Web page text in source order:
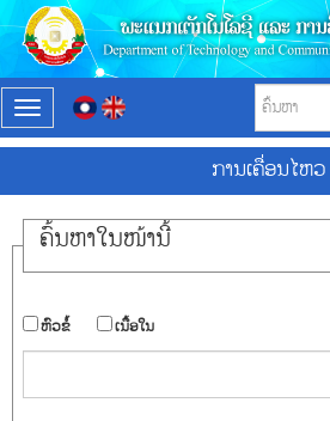
T
o
g
l
e
a
i
g
a
i
ການ​ເຄື່ອນ​ໄຫວ
ຄົ້ນ​ຫາ​ໃນ​ໜ້ານີ້
​ຫົວ​ຂໍ້ ​ເນື້ອ​ໃນ